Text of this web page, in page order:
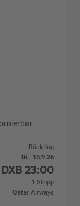
Rückflug
Di., 15.9.26
DXB 23:00
1 Stopp
Qatar Airways